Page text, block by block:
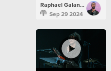
Raphael Galante
Sep 29 2024